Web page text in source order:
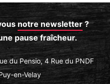
notre newsletter?
pause fraîcheur.
du Pensio, 4 Rue du PNDF
en-Velay